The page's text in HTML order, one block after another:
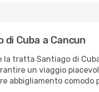
di Cuba a Cancun
la tratta Santiago di
un viaggio
abbigliamento